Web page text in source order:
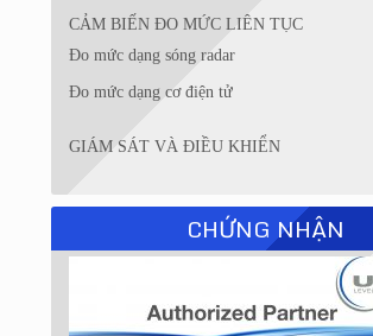
CẢM BIẾN ĐO MỨC LIÊN TỤC
Đo mức dạng sóng radar
Đo mức dạng cơ điện tử
GIÁM SÁT VÀ ĐIỀU KHIỂN
CHỨNG NHẬN